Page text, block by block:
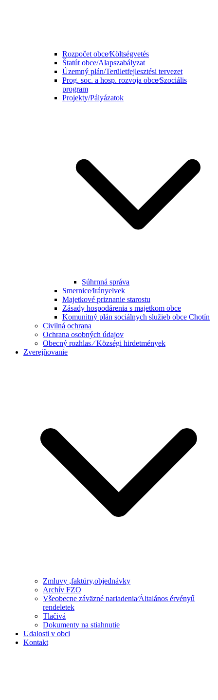
Rozpočet obce⁄Költségvetés
Štatút obce/Alapszabályzat
Územný plán/Területfejlesztési tervezet
Prog. soc. a hosp. rozvoja obce⁄Szociális
program
Projekty/Pályázatok
Súhrnná správa
Smernice⁄Irányelvek
Majetkové priznanie starostu
Zásady hospodárenia s majetkom obce
Komunitný plán sociálnych služieb obce Chotín
Civilná ochrana
Ochrana osobných údajov
Obecný rozhlas ⁄ Községi hirdetmények
Zverejňovanie
Zmluvy ,faktúry,objednávky
Archív FZO
Všeobecne záväzné nariadenia⁄Általános érvényű
rendeletek
Tlačivá
Dokumenty na stiahnutie
Udalosti v obci
Kontakt